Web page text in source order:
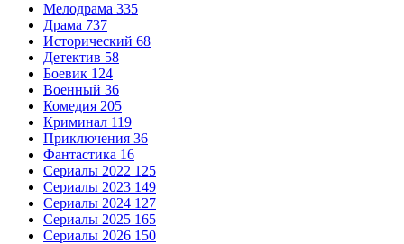
Мелодрама 335
Драма 737
Исторический 68
Детектив 58
Боевик 124
Военный 36
Комедия 205
Криминал 119
Приключения 36
Фантастика 16
Сериалы 2022 125
Сериалы 2023 149
Сериалы 2024 127
Сериалы 2025 165
Сериалы 2026 150